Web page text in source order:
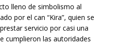
lleno de simbolismo al
por el can “Kira”, quien se
servicio por casi una
cumplieron las autoridades